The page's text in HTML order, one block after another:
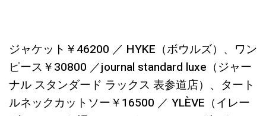
ジャケット￥46200 ／ HYKE（ボウルズ）、ワン
ピース￥30800 ／journal standard luxe（ジャー
ナル スタンダード ラックス 表参道店）、タート
ルネックカットソー￥16500 ／ YLÈVE（イレー